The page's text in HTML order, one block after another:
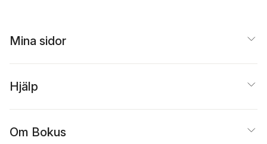
Mina sidor
Hjälp
Om Bokus